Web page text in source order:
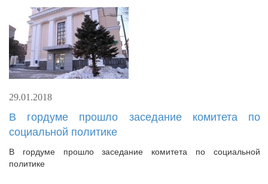
29.01.2018
В гордуме прошло заседание комитета по
социальной политике
В гордуме прошло заседание комитета по социальной
политике